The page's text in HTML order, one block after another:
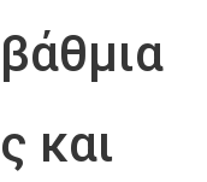
βάθμια
ς και